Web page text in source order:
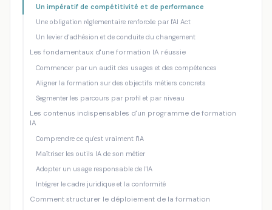
Comment former efficacement vos
collaborateurs à l'IA : guide stratégique
2026
Mankova Consulting·08 juin 2026·12 min de lecture
Un impératif de compétitivité et de performance
Une obligation réglementaire renforcée par l'AI Act
Un levier d'adhésion et de conduite du changement
Les fondamentaux d'une formation IA réussie
Commencer par un audit des usages et des compétences
Aligner la formation sur des objectifs métiers concrets
Segmenter les parcours par profil et par niveau
Les contenus indispensables d'un programme de formation
IA
Comprendre ce qu'est vraiment l'IA
Maîtriser les outils IA de son métier
Adopter un usage responsable de l'IA
Intégrer le cadre juridique et la conformité
Comment structurer le déploiement de la formation